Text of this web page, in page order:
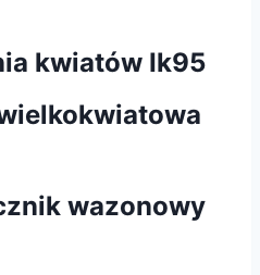
kwiatów Ik95
wazonowy